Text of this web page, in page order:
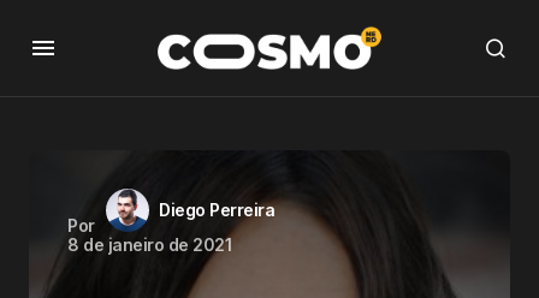
Por
Diego Perreira
8 de janeiro de 2021